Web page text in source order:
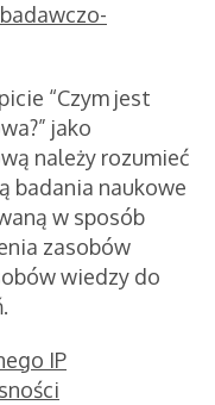
“Czym jest
jako
należy rozumieć
badania naukowe
w sposób
zasobów
wiedzy do
IP